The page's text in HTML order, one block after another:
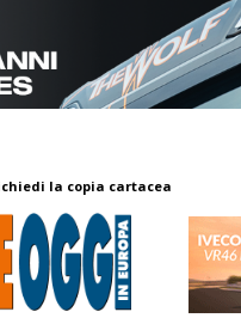
la copia cartacea